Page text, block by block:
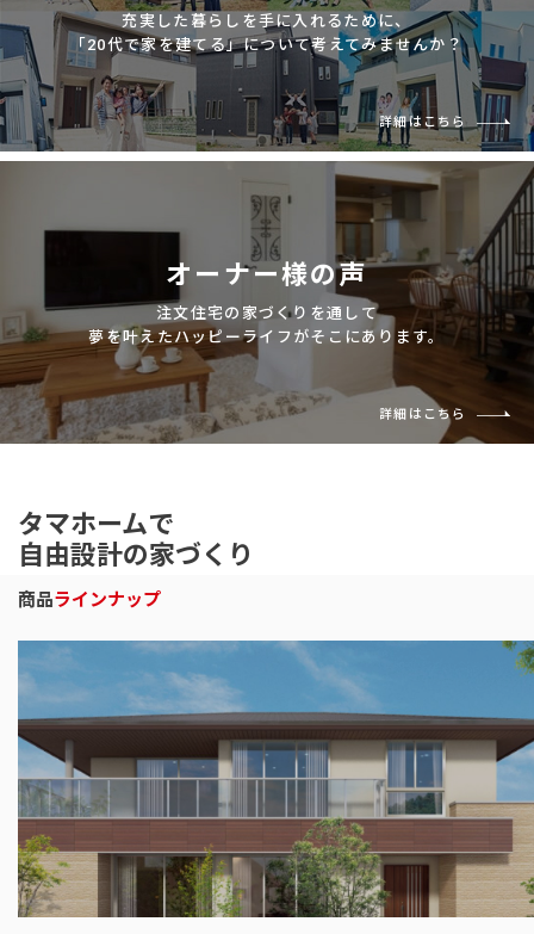
充実した暮らしを手に入れるために、
「20代で家を建てる」について考えてみませんか？
詳細はこちら
オーナー様の声
注文住宅の家づくりを通して
夢を叶えたハッピーライフがそこにあります。
詳細はこちら
タマホームで
自由設計の家づくり
商品ラインナップ
ベストセラー商品